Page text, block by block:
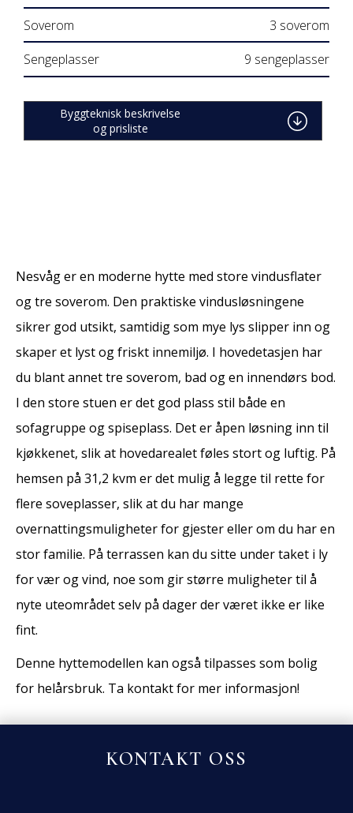
Soverom
3 soverom
Sengeplasser
9 sengeplasser
Byggteknisk beskrivelse
og prisliste
Nesvåg er en moderne hytte med store vindusflater
og tre soverom. Den praktiske vindusløsningene
sikrer god utsikt, samtidig som mye lys slipper inn og
skaper et lyst og friskt innemiljø. I hovedetasjen har
du blant annet tre soverom, bad og en innendørs bod.
I den store stuen er det god plass stil både en
sofagruppe og spiseplass. Det er åpen løsning inn til
kjøkkenet, slik at hovedarealet føles stort og luftig. På
hemsen på 31,2 kvm er det mulig å legge til rette for
flere soveplasser, slik at du har mange
overnattingsmuligheter for gjester eller om du har en
stor familie. På terrassen kan du sitte under taket i ly
for vær og vind, noe som gir større muligheter til å
nyte uteområdet selv på dager der været ikke er like
fint.
Denne hyttemodellen kan også tilpasses som bolig
for helårsbruk. Ta kontakt for mer informasjon!
KONTAKT OSS